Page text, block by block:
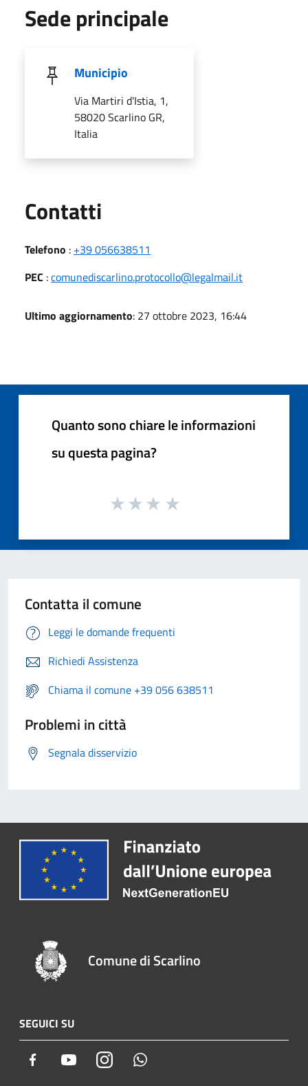
Sede principale
Municipio
Via Martiri d'Istia, 1,
58020 Scarlino GR,
Italia
Contatti
Telefono : +39 056638511
PEC :comunediscarlino.protocollo@legalmail.it
Ultimo aggiornamento: 27 ottobre 2023, 16:44
Quanto sono chiare le informazioni
su questa pagina?
Contatta il comune
Leggi le domande frequenti
Richiedi Assistenza
Chiama il comune +39 056 638511
Problemi in città
Segnala disservizio
Comune di Scarlino
SEGUICI SU
Facebook YoutubeInstagram